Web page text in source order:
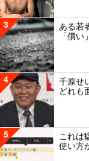
3
ある若
「償
4
千原せ
どれも
5
これは
使い方